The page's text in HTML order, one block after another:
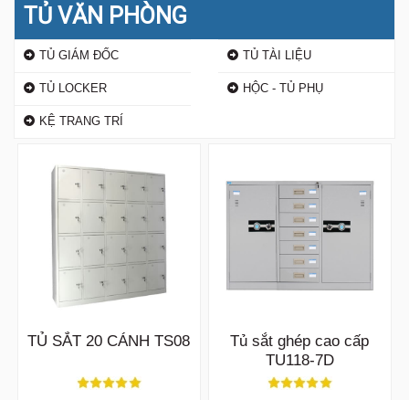
TỦ VĂN PHÒNG
TỦ GIÁM ĐỐC TỦ TÀI LIỆU
TỦ LOCKER HỘC - TỦ PHỤ
KỆ TRANG TRÍ
TỦ SẮT 20 CÁNH TS08
Tủ sắt ghép cao cấp
TU118-7D